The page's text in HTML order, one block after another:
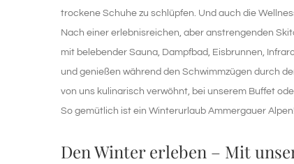
trockene Schuhe zu schlüpfen. Und auch die
Nach einer erlebnisreichen, aber anstrengenden
mit belebender Sauna, Dampfbad, Eisbrunnen,
und genießen während den Schwimmzügen durch
von uns kulinarisch verwöhnt, bei unserem Buffet
So gemütlich ist ein Winterurlaub Ammergauer
Den Winter erleben – Mit